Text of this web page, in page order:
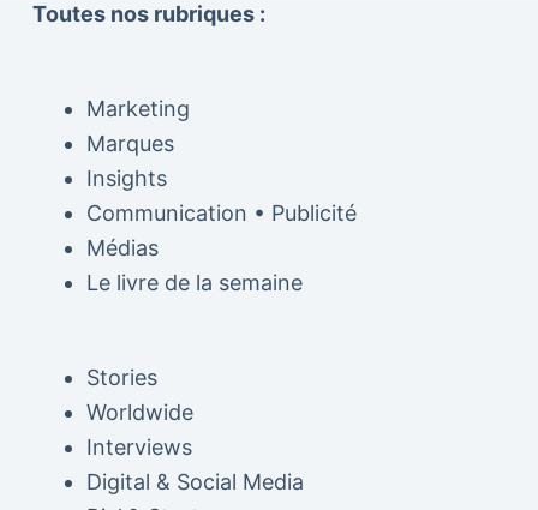
Toutes nos rubriques :
Marketing
Marques
Insights
Communication • Publicité
Médias
Le livre de la semaine
Stories
Worldwide
Interviews
Digital & Social Media